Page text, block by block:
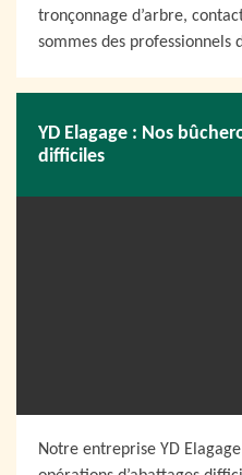
tronçonnage d’arbre,
sommes des professionnels
YD Elagage : Nos
difficiles
Notre entreprise YD